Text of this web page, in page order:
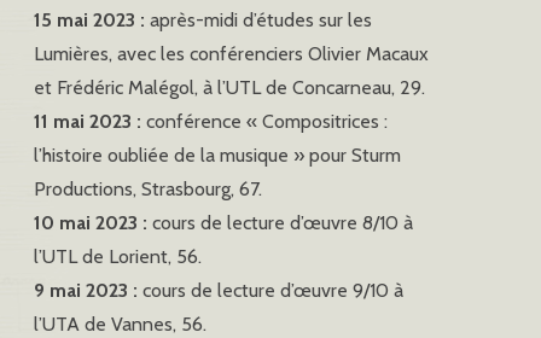
15 mai 2023 : après-midi d’études sur les
Lumières, avec les conférenciers Olivier Macaux
et Frédéric Malégol, à l’UTL de Concarneau, 29.
11 mai 2023 : conférence « Compositrices :
l’histoire oubliée de la musique » pour Sturm
Productions, Strasbourg, 67.
10 mai 2023 : cours de lecture d’œuvre 8/10 à
l’UTL de Lorient, 56.
9 mai 2023 : cours de lecture d’œuvre 9/10 à
l’UTA de Vannes, 56.